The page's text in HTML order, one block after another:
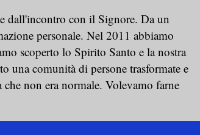
dall'incontro con il Signore. Da un
personale. Nel 2011 abbiamo
scoperto lo Spirito Santo e la nostra
una comunità di persone trasformate e
non era normale. Volevamo farne